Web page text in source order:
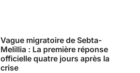
Vague migratoire de Sebta-
Melillia : La première réponse
officielle quatre jours après la
crise